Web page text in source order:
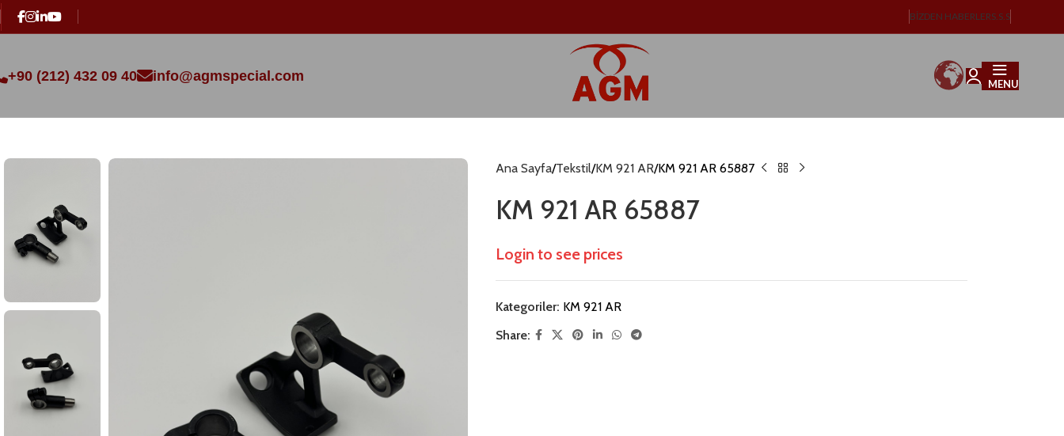
BIZDEN HABERLERS.S.S
+90 (212) 432 09 40 info@agmspecial.com MENU
Ana Sayfa Tekstil KM 921 AR KM 921 AR 65887
KM 921 AR 65887
Login to see prices
Kategoriler: KM 921 AR
Share: